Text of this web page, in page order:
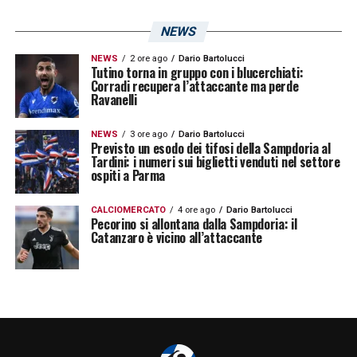
https://twitter.com/touchline_fm_/status/
s=20
88′ Gol Askildsen –
centrocampista sfodera un destro a giro
meraviglioso dalla distanza: Donnarumma
sorpreso
https://twitter.com/touchline_fm_/status/
s=20
guardia sul portoghese, che riesce a calciare
in scioltezza e a battere Falcone
NEWS
NEWS 2 ore ago Dario Bartolucci
Tutino torna in gruppo con i blucerchiati:
Corradi recupera l’attaccante ma perde
Ravanelli
NEWS 3 ore ago Dario Bartolucci
Previsto un esodo dei tifosi della Sampdoria al
Tardini: i numeri sui biglietti venduti nel settore
ospiti a Parma
CALCIOMERCATO 4 ore ago Dario Bartolucci
Pecorino si allontana dalla Sampdoria: il
Catanzaro è vicino all’attaccante